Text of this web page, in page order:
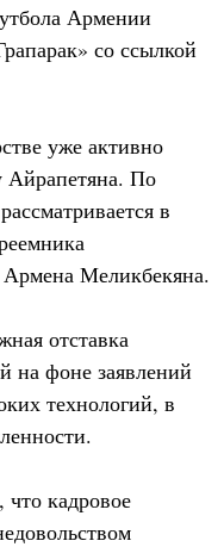
Армении
со ссылкой
уже активно
Айрапетяна. По
в
Меликбекяна.
отставка
на фоне заявлений
технологий, в
кадровое